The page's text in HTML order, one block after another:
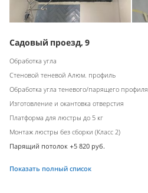
Садовый проезд, 9
Обработка угла
Стеновой теневой Алюм. профиль
Обработка угла теневого/парящего профиля
Изготовление и окантовка отверстия
Платформа для люстры до 5 кг
Монтаж люстры без сборки (Класс 2)
Парящий потолок +5 820 руб.
Показать полный список